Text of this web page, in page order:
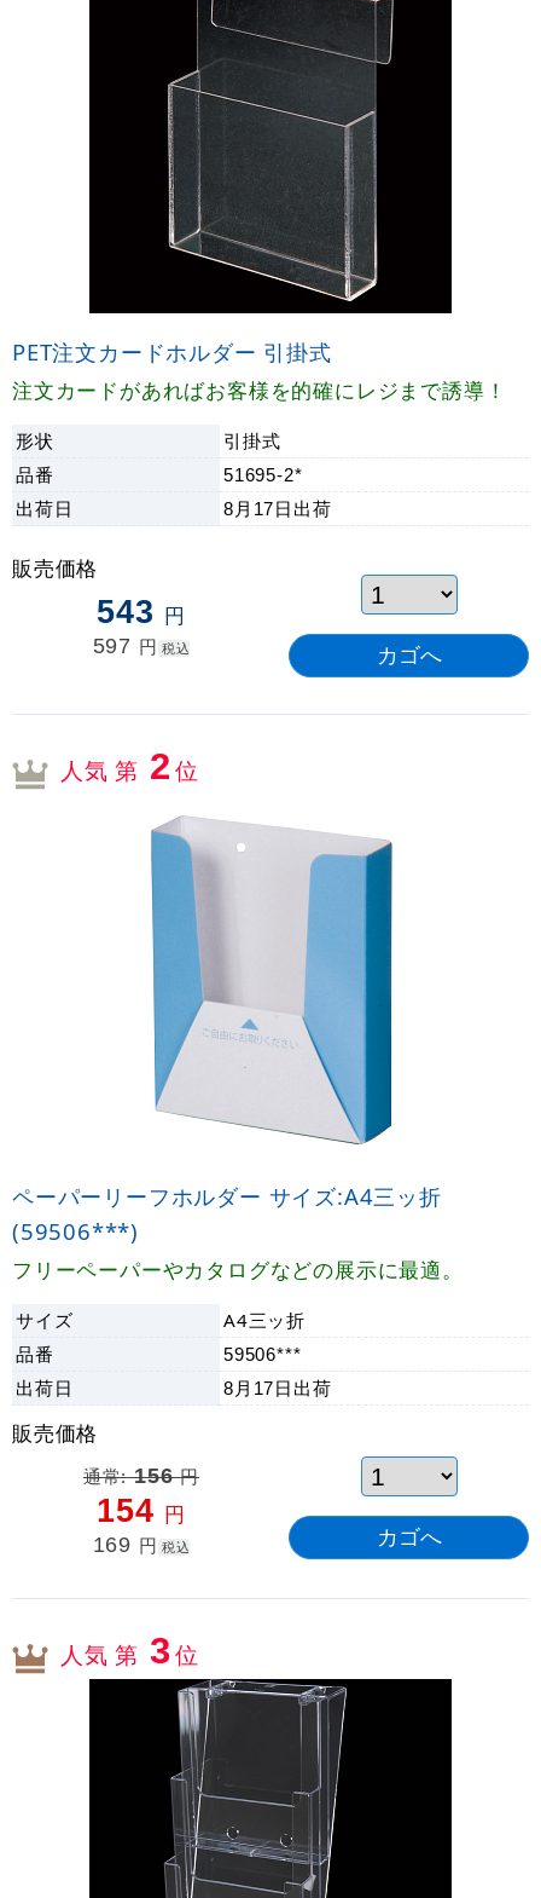
PET注文カードホルダー 引掛式
注文カードがあればお客様を的確にレジまで誘導！
形状
引掛式
品番
51695-2*
出荷日 8月17日 出荷
販売価格
543 円
597 円 税込
人気 第 2位
ペーパーリーフホルダー サイズ:A4三ッ折
(59506***)
フリーペーパーやカタログなどの展示に最適。
サイズ
A4三ッ折
品番
59506***
出荷日 8月17日 出荷
販売価格
通常:156円
154 円
169 円 税込
人気 第 3位